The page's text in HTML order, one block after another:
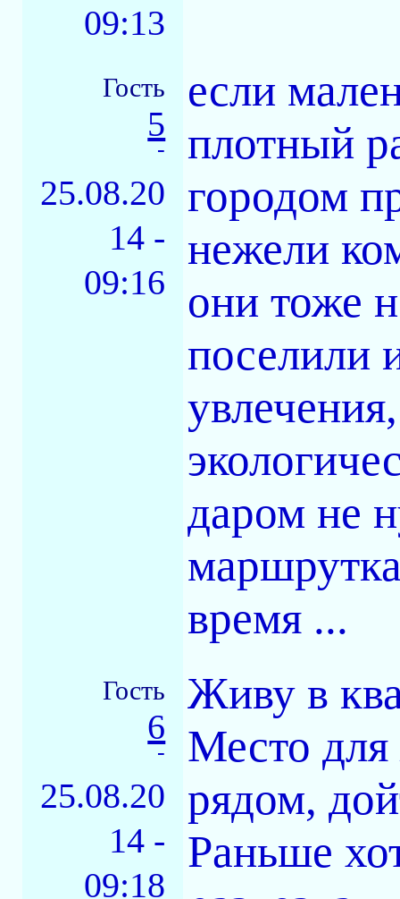
09:13
Гость
5
-
25.08.20
14 -
09:16
если
плотный
городом
нежели
они тоже
поселили
даром не
время ...
Гость
6
-
25.08.20
14 -
09:18
Живу в
Место для
рядом,
Раньше